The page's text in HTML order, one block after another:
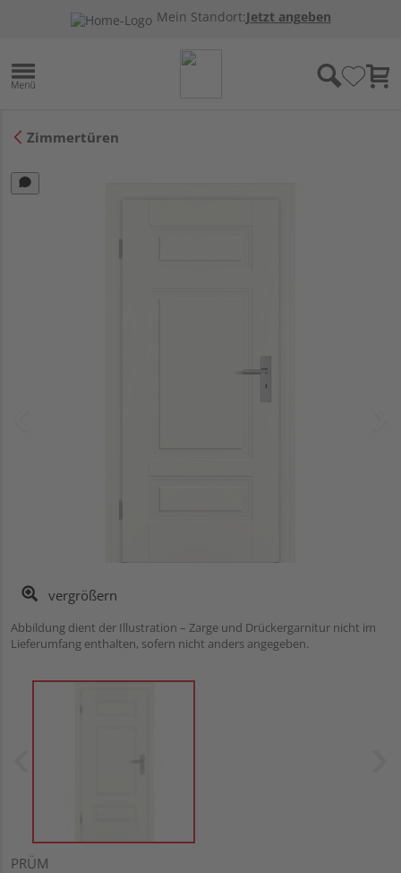
Mein Standort:Jetzt angeben
Zimmertüren
vergrößern
Abbildung dient der Illustration – Zarge und Drückergarnitur nicht im
Lieferumfang enthalten, sofern nicht anders angegeben.
PRÜM